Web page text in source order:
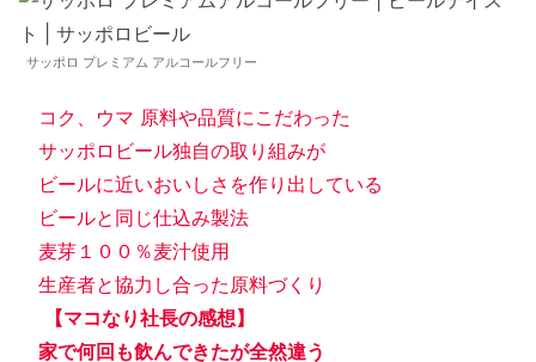
サッポロ プレミアム アルコールフリー
コク、ウマ 原料や品質にこだわった
サッポロビール独自の取り組みが
ビールに近いおいしさを作り出している
ビールと同じ仕込み製法
麦芽１００％麦汁使用
生産者と協力し合った原料づくり
【マコなり社長の感想】
家で何回も飲んできたが全然違う